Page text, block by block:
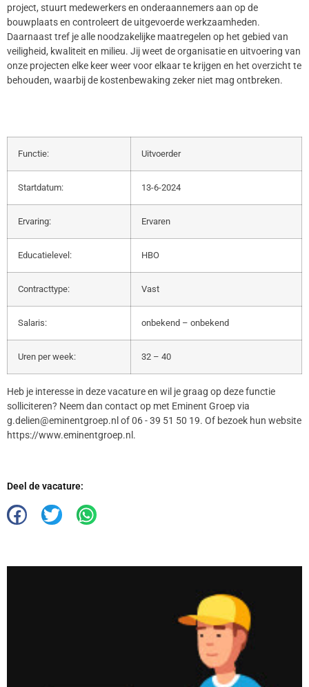
project, stuurt medewerkers en onderaannemers aan op de
bouwplaats en controleert de uitgevoerde werkzaamheden.
Daarnaast tref je alle noodzakelijke maatregelen op het gebied van
veiligheid, kwaliteit en milieu. Jij weet de organisatie en uitvoering van
onze projecten elke keer weer voor elkaar te krijgen en het overzicht te
behouden, waarbij de kostenbewaking zeker niet mag ontbreken.
Functie: Uitvoerder
Startdatum: 13-6-2024
Ervaring: Ervaren
Educatielevel: HBO
Contracttype: Vast
Salaris: onbekend – onbekend
Uren per week: 32 – 40
Heb je interesse in deze vacature en wil je graag op deze functie
solliciteren? Neem dan contact op met Eminent Groep via
g.delien@eminentgroep.nl of 06 - 39 51 50 19. Of bezoek hun website
https://www.eminentgroep.nl.
Deel de vacature: